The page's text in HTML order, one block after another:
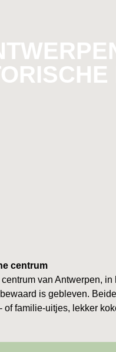
centrum
van Antwerpen,
is gebleven.
familie-uitjes, lekker